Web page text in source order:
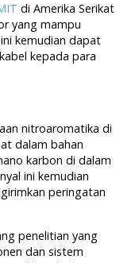
di Amerika Serikat
yang mampu
kemudian dapat
kepada para
nitroaromatika di
dalam bahan
karbon di dalam
ini kemudian
peringatan
penelitian yang
dan sistem